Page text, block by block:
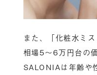
また、「化粧水ミ
相場5～6万円台の
SALONIAは年齢や